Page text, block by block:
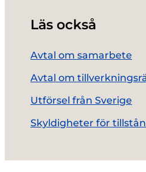
Läs också
Avtal om samarbete
Avtal om
Utförsel från Sverige
Skyldigheter för